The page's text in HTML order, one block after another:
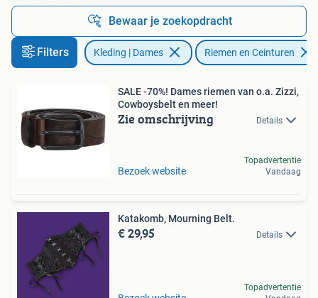
Bewaar je zoekopdracht
Filters Kleding | Dames Riemen en Ceinturen
SALE -70%! Dames riemen van o.a. Zizzi,
Cowboysbelt en meer!
Zie omschrijving Details
Bezoek website
Topadvertentie
Vandaag
Katakomb, Mourning Belt.
€ 29,95 Details
Topadvertentie